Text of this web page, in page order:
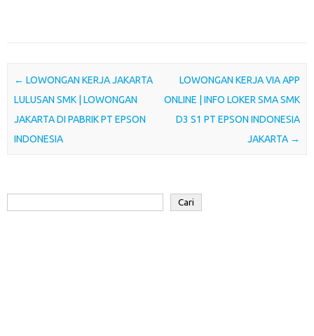
o
o
k
e
r
A
p
p
d
I
n
a
r
d
Post navigation
← LOWONGAN KERJA JAKARTA
LULUSAN SMK | LOWONGAN
JAKARTA DI PABRIK PT EPSON
INDONESIA
LOWONGAN KERJA VIA APP
ONLINE | INFO LOKER SMA SMK
D3 S1 PT EPSON INDONESIA
JAKARTA →
Cari
Cari